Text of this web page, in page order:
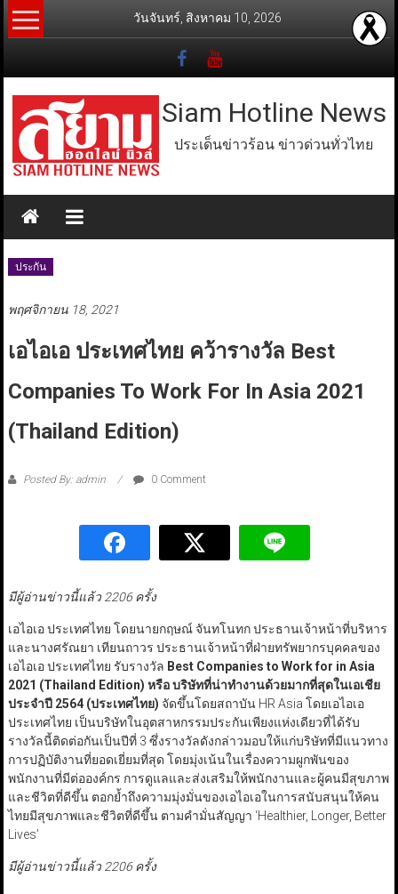
Skip
to
วันจันทร์, สิงหาคม 10, 2026
Siam Hotline News
ประเด็นข่าวร้อน ข่าวด่วนทั่วไทย
ประกัน
พฤศจิกายน 18, 2021
เอไอเอ ประเทศไทย คว้ารางวัล Best
Companies To Work For In Asia 2021
(Thailand Edition)
Posted By: admin 0 Comment
มีผู้อ่านข่าวนี้แล้ว 2206 ครั้ง
เอไอเอ ประเทศไทย โดยนายกฤษณ์ จันทโนทก ประธานเจ้าหน้าที่บริหาร
และนางศรัณยา เทียนถาวร ประธานเจ้าหน้าที่ฝ่ายทรัพยากรบุคคลของ
เอไอเอ ประเทศไทย รับรางวัล Best Companies to Work for in Asia
2021 (Thailand Edition) หรือ บริษัทที่น่าทำงานด้วยมากที่สุดในเอเชีย
ประจำปี 2564 (ประเทศไทย) จัดขึ้นโดยสถาบัน HR Asia โดยเอไอเอ
ประเทศไทย เป็นบริษัทในอุตสาหกรรมประกันเพียงแห่งเดียวที่ได้รับ
รางวัลนี้ติดต่อกันเป็นปีที่ 3 ซึ่งรางวัลดังกล่าวมอบให้แก่บริษัทที่มีแนวทาง
การปฏิบัติงานที่ยอดเยี่ยมที่สุด โดยมุ่งเน้นในเรื่องความผูกพันของ
พนักงานที่มีต่อองค์กร การดูแลและส่งเสริมให้พนักงานและผู้คนมีสุขภาพ
และชีวิตที่ดีขึ้น ตอกย้ำถึงความมุ่งมั่นของเอไอเอในการสนับสนุนให้คน
ไทยมีสุขภาพและชีวิตที่ดีขึ้น ตามคำมั่นสัญญา ‘Healthier, Longer, Better
Lives’
มีผู้อ่านข่าวนี้แล้ว 2206 ครั้ง